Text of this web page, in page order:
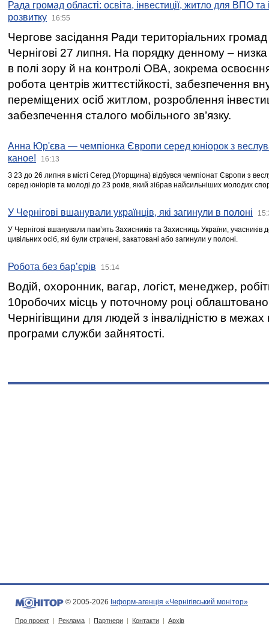
Рада громад області: освіта, інвестиції, житло для ВПО
розвитку
16:55
Чергове засідання Ради територіальних громад
Чернігові 27 липня. На порядку денному –
в полі зору й на контролі ОВА, зокрема освоєння
робота центрів життєстійкості, забезпечення
переміщених осіб житлом, розроблення
забезпечення сталого мобільного зв’язку.
Анна Юр'єва — чемпіонка Європи серед юніорок з
каное!
16:13
З 23 до 26 липня в місті Сегед (Угорщина) відбувся чемпіонат Європи з
серед юніорів та молоді до 23 років, який зібрав найсильніших молодих
У Чернігові вшанували українців, які загинули в полоні
У Чернігові вшанували пам’ять Захисників та Захисниць України,
цивільних осіб, які були страчені, закатовані або загинули у полоні.
Робота без бар’єрів 15:14
Водій, охоронник, вагар, логіст, менеджер,
10робочих місць у поточному році
Чернігівщини для людей з інвалідністю в межах
програми служби зайнятості.
© 2005-2026 Інформ-агенція «Чернігівський монітор»
Про проект | Реклама | Партнери | Контакти | Архів